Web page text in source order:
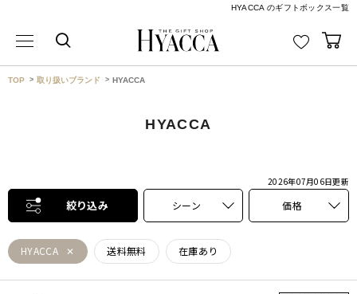
HYACCA のギフトボックス一覧
TOP 取り扱いブランド HYACCA
HYACCA
2026年07月06日更新
絞り込み シーン 価格
HYACCA 送料無料 在庫あり